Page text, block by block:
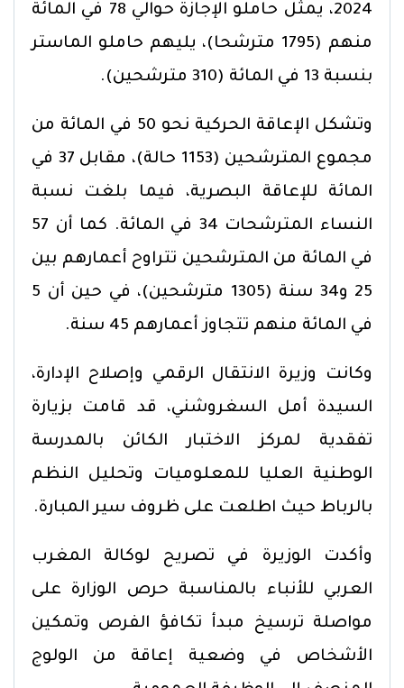
2024، يمثل حاملو الإجازة حوالي 78 في المائة
منهم (1795 مترشحا)، يليهم حاملو الماستر
بنسبة 13 في المائة (310 مترشحين).
وتشكل الإعاقة الحركية نحو 50 في المائة من
مجموع المترشحين (1153 حالة)، مقابل 37 في
المائة للإعاقة البصرية، فيما بلغت نسبة
النساء المترشحات 34 في المائة. كما أن 57
في المائة من المترشحين تتراوح أعمارهم بين
25 و34 سنة (1305 مترشحين)، في حين أن 5
في المائة منهم تتجاوز أعمارهم 45 سنة.
وكانت وزيرة الانتقال الرقمي وإصلاح الإدارة،
السيدة أمل السغروشني، قد قامت بزيارة
تفقدية لمركز الاختبار الكائن بالمدرسة
الوطنية العليا للمعلوميات وتحليل النظم
بالرباط حيث اطلعت على ظروف سير المبارة.
وأكدت الوزيرة في تصريح لوكالة المغرب
العربي للأنباء بالمناسبة حرص الوزارة على
مواصلة ترسيخ مبدأ تكافؤ الفرص وتمكين
الأشخاص في وضعية إعاقة من الولوج